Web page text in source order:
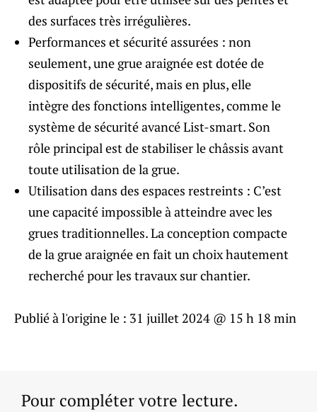
des surfaces très irrégulières.
Performances et sécurité assurées : non
seulement, une grue araignée est dotée de
dispositifs de sécurité, mais en plus, elle
intègre des fonctions intelligentes, comme le
système de sécurité avancé List-smart. Son
rôle principal est de stabiliser le châssis avant
toute utilisation de la grue.
Utilisation dans des espaces restreints : C’est
une capacité impossible à atteindre avec les
grues traditionnelles. La conception compacte
de la grue araignée en fait un choix hautement
recherché pour les travaux sur chantier.
Publié à l'origine le : 31 juillet 2024 @ 15 h 18 min
Pour compléter votre lecture.